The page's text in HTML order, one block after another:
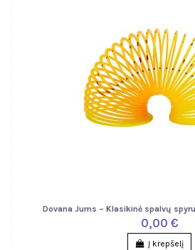
Dovana Jums – Klasikinė spalvų
0,00 €
Į krepšelį